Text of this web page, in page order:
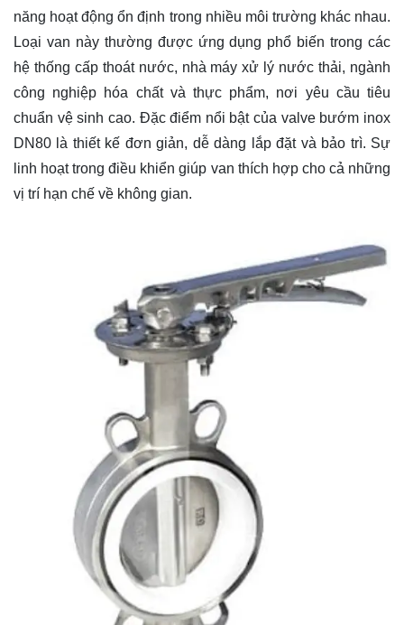
năng hoạt động ổn định trong nhiều môi trường khác nhau.
Loại van này thường được ứng dụng phổ biến trong các
hệ thống cấp thoát nước, nhà máy xử lý nước thải, ngành
công nghiệp hóa chất và thực phẩm, nơi yêu cầu tiêu
chuẩn vệ sinh cao. Đặc điểm nổi bật của valve bướm inox
DN80 là thiết kế đơn giản, dễ dàng lắp đặt và bảo trì. Sự
linh hoạt trong điều khiển giúp van thích hợp cho cả những
vị trí hạn chế về không gian.